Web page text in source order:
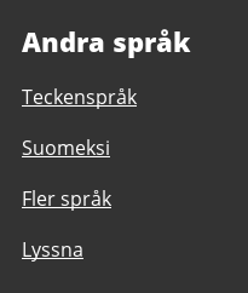
Andra språk
Teckenspråk
Suomeksi
Fler språk
Lyssna